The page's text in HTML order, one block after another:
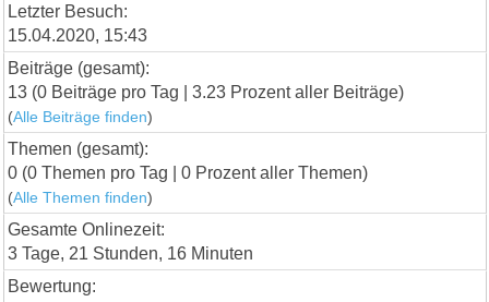
Letzter Besuch:
15.04.2020, 15:43
Beiträge (gesamt):
13 (0 Beiträge pro Tag | 3.23 Prozent aller Beiträge)
(Alle Beiträge finden)
Themen (gesamt):
0 (0 Themen pro Tag | 0 Prozent aller Themen)
(Alle Themen finden)
Gesamte Onlinezeit:
3 Tage, 21 Stunden, 16 Minuten
Bewertung: